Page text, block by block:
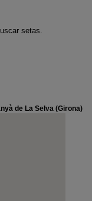
setas.
de La Selva (Girona)